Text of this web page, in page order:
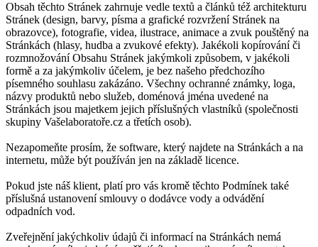
Obsah těchto Stránek zahrnuje vedle textů a článků též architekturu
Stránek (design, barvy, písma a grafické rozvržení Stránek na
obrazovce), fotografie, videa, ilustrace, animace a zvuk pouštěný na
Stránkách (hlasy, hudba a zvukové efekty). Jakékoli kopírování či
rozmnožování Obsahu Stránek jakýmkoli způsobem, v jakékoli
formě a za jakýmkoliv účelem, je bez našeho předchozího
písemného souhlasu zakázáno. Všechny ochranné známky, loga,
názvy produktů nebo služeb, doménová jména uvedené na
Stránkách jsou majetkem jejich příslušných vlastníků (společnosti
skupiny Vašelaboratoře.cz a třetích osob).
Nezapomeňte prosím, že software, který najdete na Stránkách a na
internetu, může být používán jen na základě licence.
Pokud jste náš klient, platí pro vás kromě těchto Podmínek také
příslušná ustanovení smlouvy o dodávce vody a odvádění
odpadních vod.
Zveřejnění jakýchkoliv údajů či informací na Stránkách nemá